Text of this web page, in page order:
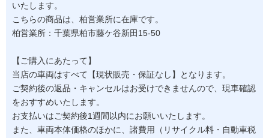
いたします。
こちらの商品は、柏営業所に在庫です。
柏営業所：千葉県柏市藤ケ谷新田15-50
【ご購入にあたって】
当店の車両はすべて【現状販売・保証なし】となります。
ご契約後の返品・キャンセルはお受けできませんので、現車確認
をおすすめいたします。
お支払いはご契約後1週間以内にお願いいたします。
また、車両本体価格のほかに、諸費用（リサイクル料・自動車税